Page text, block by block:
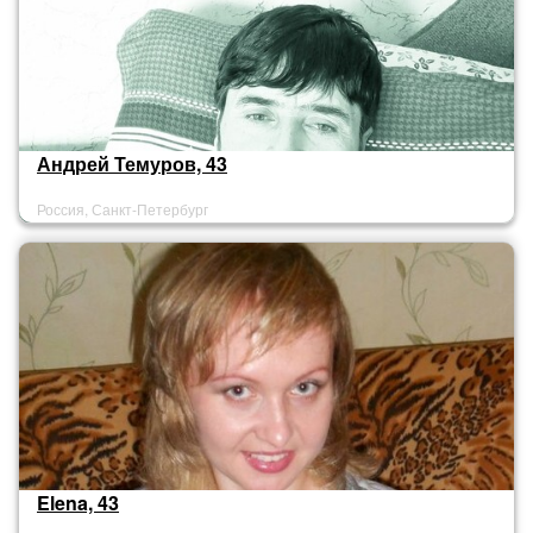
Андрей Темуров, 43
Россия, Санкт-Петербург
Elena, 43